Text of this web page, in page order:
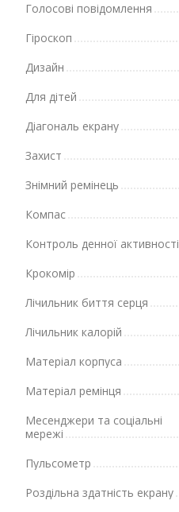
Голосові повідомлення
Гіроскоп
Дизайн
Для дітей
Діагональ екрану
Захист
Знімний ремінець
Компас
Контроль денної активності
Крокомір
Лічильник биття серця
Лічильник калорій
Матеріал корпуса
Матеріал ремінця
Месенджери та соціальні
мережі
Пульсометр
Роздільна здатність екрану